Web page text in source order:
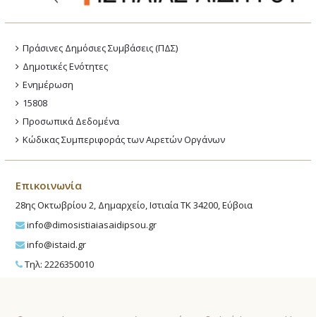
Πράσινες Δημόσιες Συμβάσεις (ΠΔΣ)
Δημοτικές Ενότητες
Ενημέρωση
15808
Προσωπικά Δεδομένα
Κώδικας Συμπεριφοράς των Αιρετών Οργάνων
Επικοινωνία
28ης Οκτωβρίου 2, Δημαρχείο, Ιστιαία ΤΚ 34200, Εύβοια
info@dimosistiaiasaidipsou.gr
info@istaid.gr
Τηλ: 2226350010